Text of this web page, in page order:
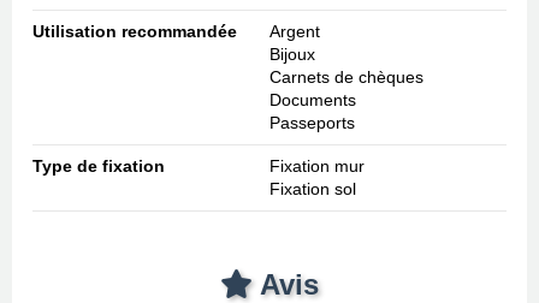
Utilisation recommandée
Argent
Bijoux
Carnets de chèques
Documents
Passeports
Type de fixation
Fixation mur
Fixation sol
Avis